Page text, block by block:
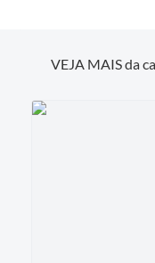
VEJA MAIS da